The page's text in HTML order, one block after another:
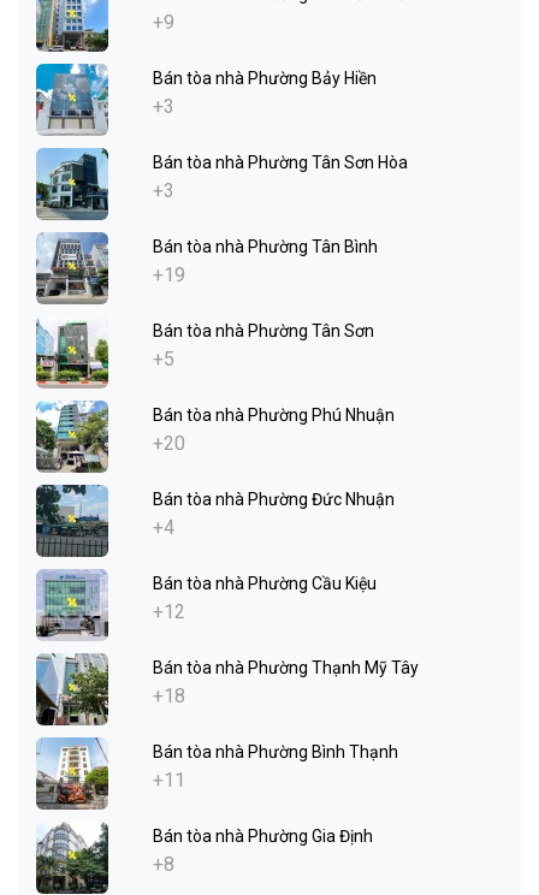
+9
Bán tòa nhà Phường Bảy Hiền
+3
Bán tòa nhà Phường Tân Sơn Hòa
+3
Bán tòa nhà Phường Tân Bình
+19
Bán tòa nhà Phường Tân Sơn
+5
Bán tòa nhà Phường Phú Nhuận
+20
Bán tòa nhà Phường Đức Nhuận
+4
Bán tòa nhà Phường Cầu Kiệu
+12
Bán tòa nhà Phường Thạnh Mỹ Tây
+18
Bán tòa nhà Phường Bình Thạnh
+11
Bán tòa nhà Phường Gia Định
+8